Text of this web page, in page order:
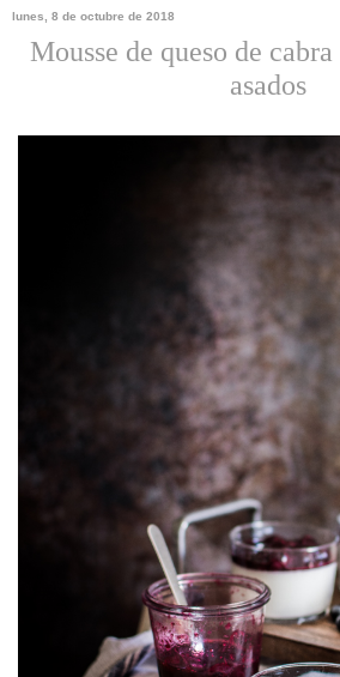
lunes, 8 de octubre de 2018
Mousse de queso de
asados